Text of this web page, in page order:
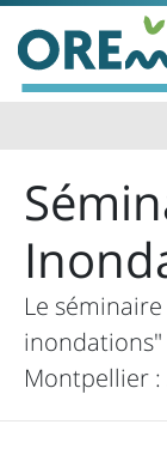
Le
Montpellier :